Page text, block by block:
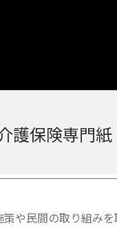
護保険専門紙
や民間の取り組みを